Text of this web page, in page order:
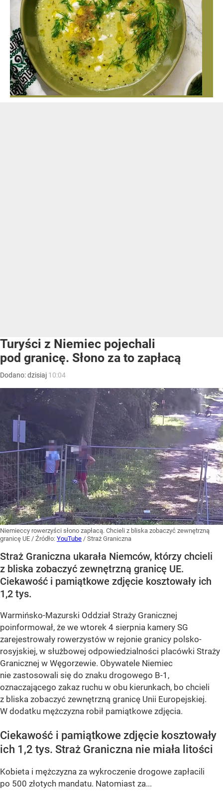
Turyści z Niemiec pojechali
pod granicę. Słono za to zapłacą
Dodano:dzisiaj 10:04
Niemieccy rowerzyści słono zapłacą. Chcieli z bliska zobaczyć zewnętrzną
granicę UE / Źródło: YouTube / Straż Graniczna
Straż Graniczna ukarała Niemców, którzy chcieli
z bliska zobaczyć zewnętrzną granicę UE.
Ciekawość i pamiątkowe zdjęcie kosztowały ich
1,2 tys.
Warmińsko-Mazurski Oddział Straży Granicznej
poinformował, że we wtorek 4 sierpnia kamery SG
zarejestrowały rowerzystów w rejonie granicy polsko-
rosyjskiej, w służbowej odpowiedzialności placówki Straży
Granicznej w Węgorzewie. Obywatele Niemiec
nie zastosowali się do znaku drogowego B-1,
oznaczającego zakaz ruchu w obu kierunkach, bo chcieli
z bliska zobaczyć zewnętrzną granicę Unii Europejskiej.
W dodatku mężczyzna robił pamiątkowe zdjęcia.
Ciekawość i pamiątkowe zdjęcie kosztowały
ich 1,2 tys. Straż Graniczna nie miała litości
Kobieta i mężczyzna za wykroczenie drogowe zapłacili
po 500 złotych mandatu. Natomiast za...